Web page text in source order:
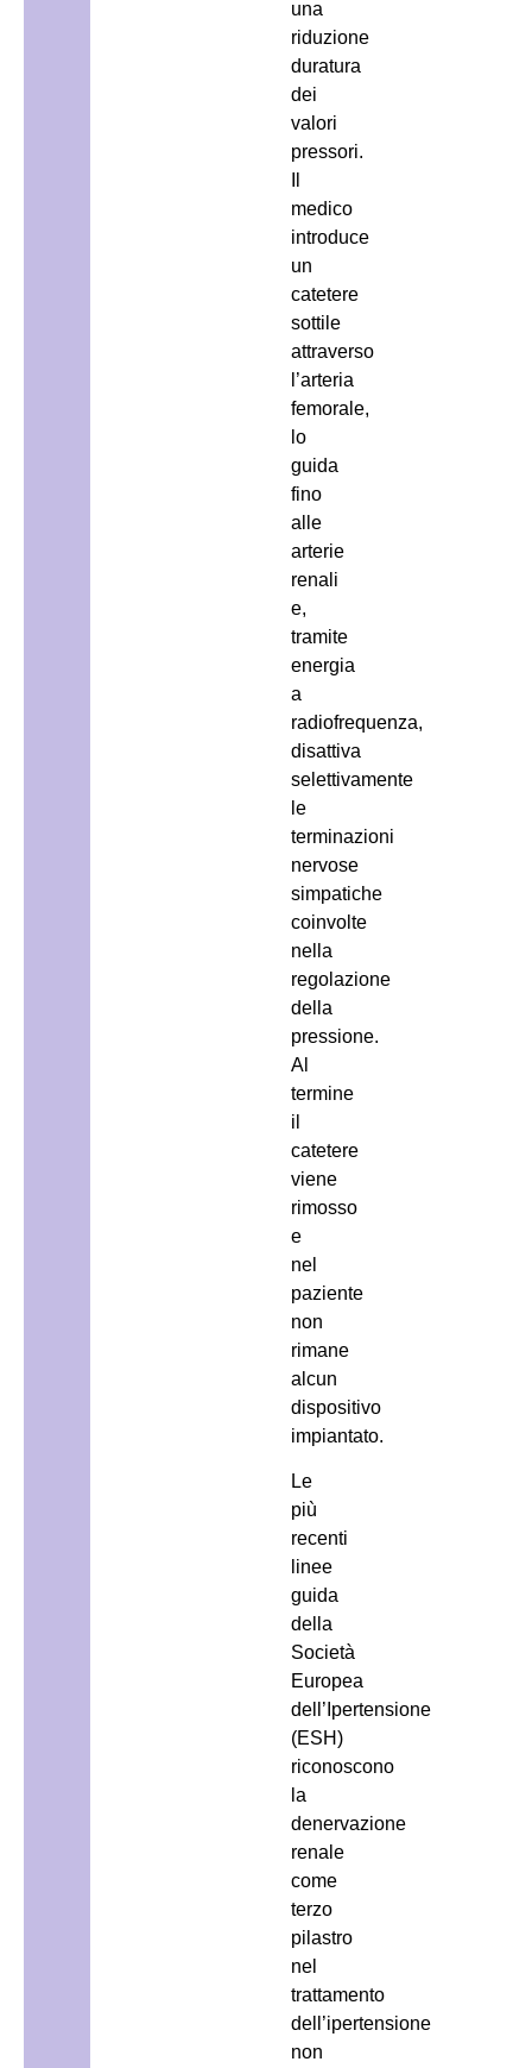
una
riduzione
duratura
dei
valori
pressori.
medico
introduce
un
catetere
sottile
attraverso
l’arteria
femorale,
lo
guida
fino
alle
arterie
renali
e,
tramite
energia
a
radiofrequenza,
disattiva
selettivamente
le
terminazioni
nervose
simpatiche
coinvolte
nella
regolazione
della
pressione.
Al
termine
il
catetere
viene
rimosso
e
nel
paziente
non
rimane
alcun
dispositivo
impiantato.
Le
più
recenti
linee
guida
della
Società
Europea
dell’Ipertensione
(ESH)
riconoscono
la
denervazione
renale
come
terzo
pilastro
nel
trattamento
dell’ipertensione
non